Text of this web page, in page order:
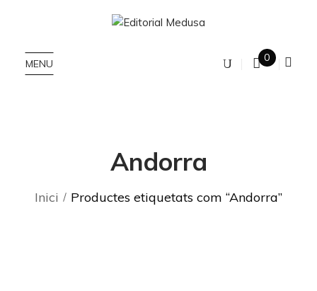
MENU 0
Andorra
Inici Productes etiquetats com “Andorra”